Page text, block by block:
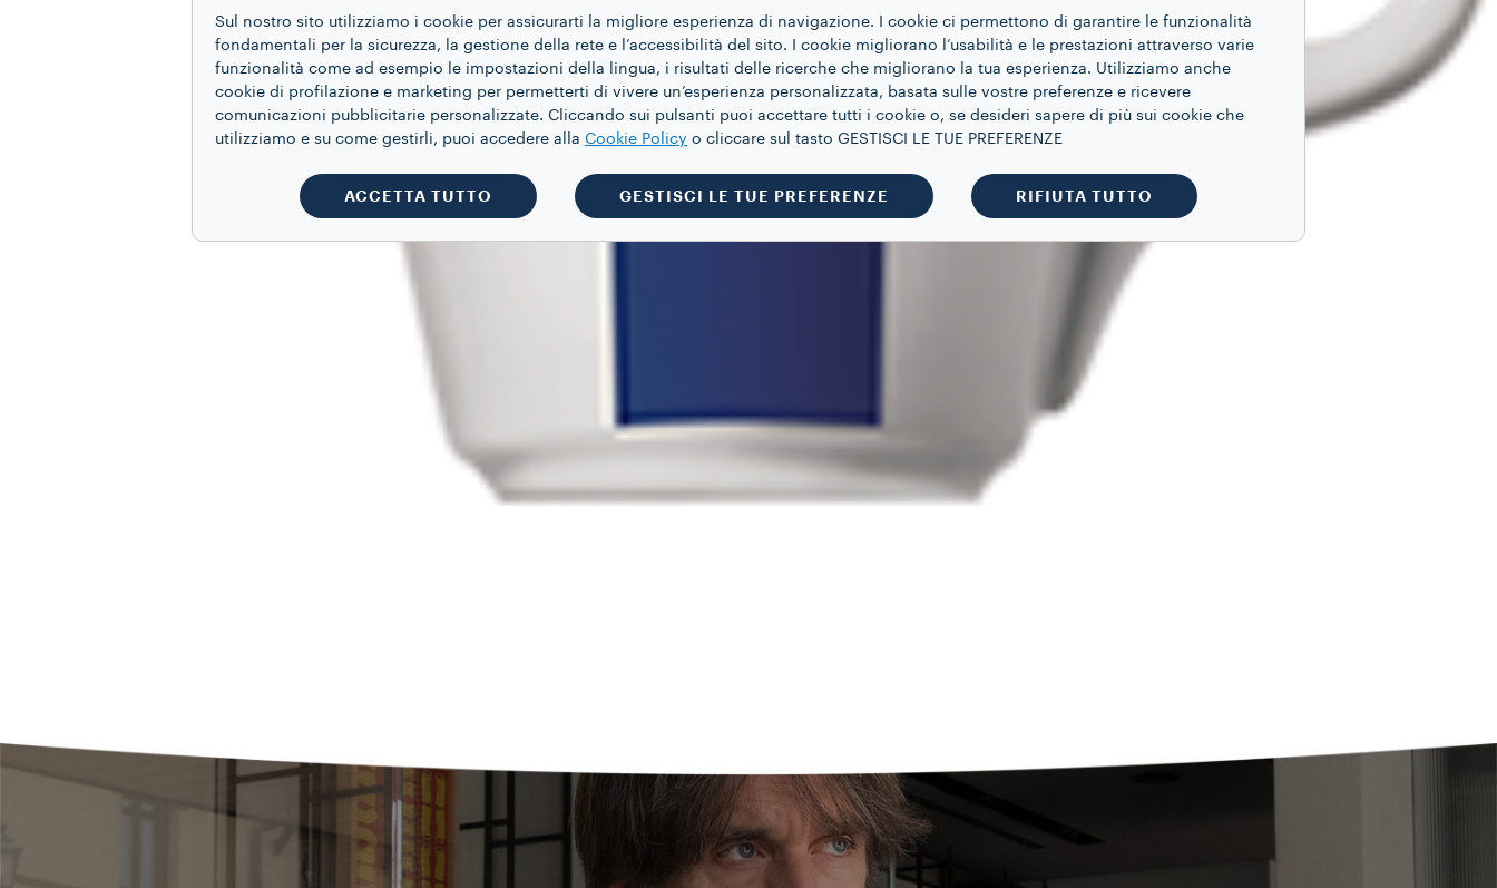
Sul nostro sito utilizziamo i cookie per assicurarti la migliore esperienza di navigazione. I cookie ci permettono di garantire le funzionalità
fondamentali per la sicurezza, la gestione della rete e l’accessibilità del sito. I cookie migliorano l’usabilità e le prestazioni attraverso varie
funzionalità come ad esempio le impostazioni della lingua, i risultati delle ricerche che migliorano la tua esperienza. Utilizziamo anche
cookie di profilazione e marketing per permetterti di vivere un’esperienza personalizzata, basata sulle vostre preferenze e ricevere
comunicazioni pubblicitarie personalizzate. Cliccando sui pulsanti puoi accettare tutti i cookie o, se desideri sapere di più sui cookie che
utilizziamo e su come gestirli, puoi accedere alla Cookie Policy o cliccare sul tasto GESTISCI LE TUE PREFERENZE
ACCETTA TUTTO GESTISCI LE TUE PREFERENZE RIFIUTA TUTTO